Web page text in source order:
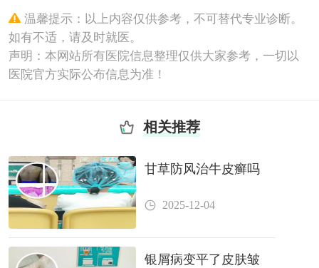
温馨提示：以上内容仅供参考，不可替代专业诊断。
如有不适，请及时就医。
声明：本网站所有医院信息整理仅供大家参考，一切以
医院官方实际公布信息为准！
相关推荐
甘草防风治牛皮癣吗
2025-12-04
银屑病变平了皮肤皱